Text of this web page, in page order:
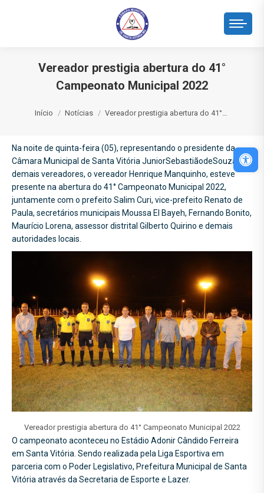
Vereador prestigia abertura do 41°
Campeonato Municipal 2022
Início Notícias Vereador prestigia abertura do 41°…
Na noite de quinta-feira (05), representando o presidente da
Câmara Municipal de Santa Vitória JuniorSebastiãodeSouza, e
demais vereadores, o vereador Henrique Manquinho, esteve
presente na abertura do 41° Campeonato Municipal 2022,
juntamente com o prefeito Salim Curi, vice-prefeito Renato de
Paula, secretários municipais Moussa El Bayeh, Fernando Bonito,
Maurício Lorena, assessor distrital Gilberto Quirino e demais
autoridades locais.
Vereador prestigia abertura do 41° Campeonato Municipal 2022
O campeonato aconteceu no Estádio Adonir Cândido Ferreira
em Santa Vitória. Sendo realizada pela Liga Esportiva em
parceria com o Poder Legislativo, Prefeitura Municipal de Santa
Vitória através da Secretaria de Esporte e Lazer.